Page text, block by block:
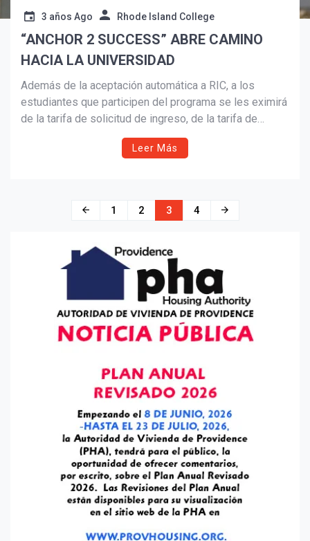
3 años Ago Rhode Island College
“ANCHOR 2 SUCCESS” ABRE CAMINO
HACIA LA UNIVERSIDAD
Además de la aceptación automática a RIC, a los
estudiantes que participen del programa se les eximirá
de la tarifa de solicitud de ingreso, de la tarifa de
inscripción y del depósito para vivienda.
Leer Más
1 2 3 4